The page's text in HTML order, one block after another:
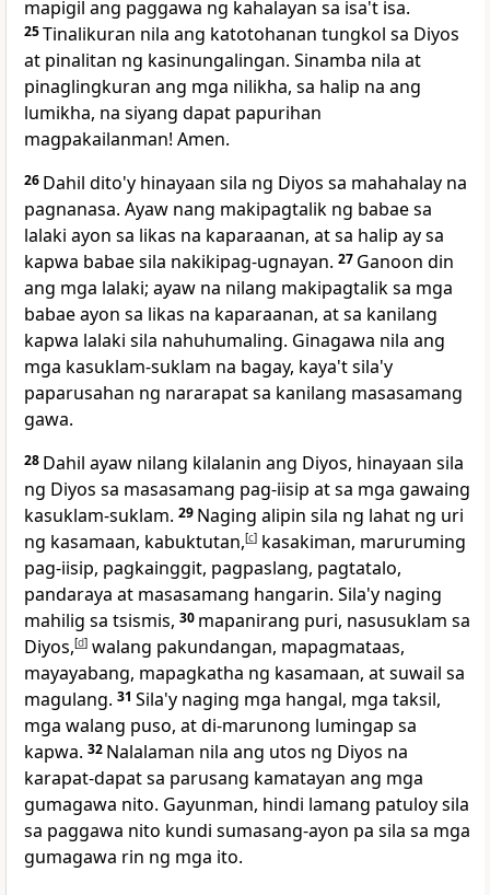
mapigil ang paggawa ng kahalayan sa isa't isa.
25Tinalikuran nila ang katotohanan tungkol sa Diyos
at pinalitan ng kasinungalingan. Sinamba nila at
pinaglingkuran ang mga nilikha, sa halip na ang
lumikha, na siyang dapat papurihan
magpakailanman! Amen.
26 Dahil dito'y hinayaan sila ng Diyos sa mahahalay na
pagnanasa. Ayaw nang makipagtalik ng babae sa
lalaki ayon sa likas na kaparaanan, at sa halip ay sa
kapwa babae sila nakikipag-ugnayan. 27 Ganoon din
ang mga lalaki; ayaw na nilang makipagtalik sa mga
babae ayon sa likas na kaparaanan, at sa kanilang
kapwa lalaki sila nahuhumaling. Ginagawa nila ang
mga kasuklam-suklam na bagay, kaya't sila'y
paparusahan ng nararapat sa kanilang masasamang
gawa.
28 Dahil ayaw nilang kilalanin ang Diyos, hinayaan sila
ng Diyos sa masasamang pag-iisip at sa mga gawaing
kasuklam-suklam. 29 Naging alipin sila ng lahat ng uri
ng kasamaan, kabuktutan,[c] kasakiman, maruruming
pag-iisip, pagkainggit, pagpaslang, pagtatalo,
pandaraya at masasamang hangarin. Sila'y naging
mahilig sa tsismis, 30 mapanirang puri, nasusuklam sa
Diyos,[d] walang pakundangan, mapagmataas,
mayayabang, mapagkatha ng kasamaan, at suwail sa
magulang. 31 Sila'y naging mga hangal, mga taksil,
mga walang puso, at di-marunong lumingap sa
kapwa. 32 Nalalaman nila ang utos ng Diyos na
karapat-dapat sa parusang kamatayan ang mga
gumagawa nito. Gayunman, hindi lamang patuloy sila
sa paggawa nito kundi sumasang-ayon pa sila sa mga
gumagawa rin ng mga ito.